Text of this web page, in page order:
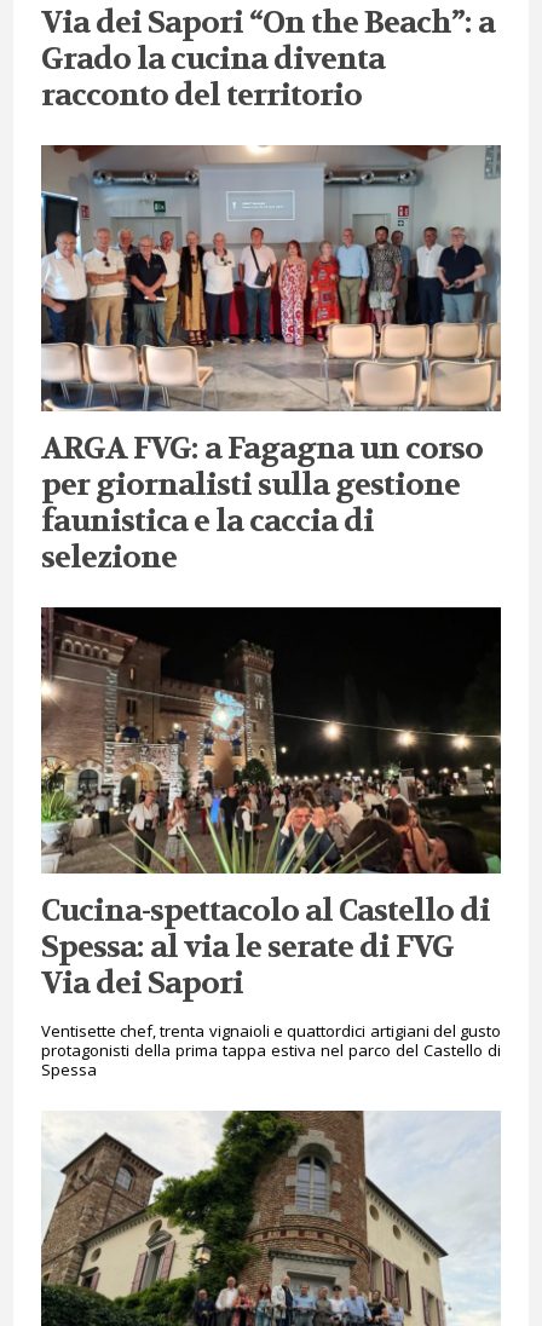
Via dei Sapori “On the Beach”: a
Grado la cucina diventa
racconto del territorio
ARGA FVG: a Fagagna un corso
per giornalisti sulla gestione
faunistica e la caccia di
selezione
Cucina-spettacolo al Castello di
Spessa: al via le serate di FVG
Via dei Sapori
Ventisette chef, trenta vignaioli e quattordici artigiani del gusto
protagonisti della prima tappa estiva nel parco del Castello di
Spessa